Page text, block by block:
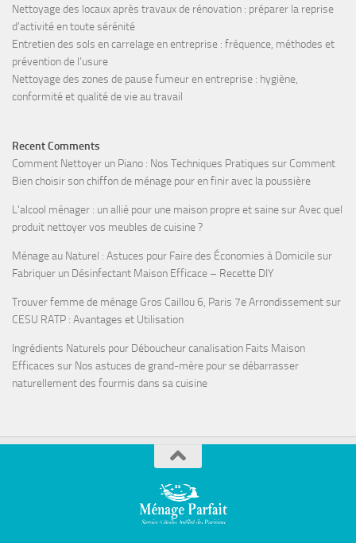
Nettoyage des locaux après travaux de rénovation : préparer la reprise
d’activité en toute sérénité
Entretien des sols en carrelage en entreprise : fréquence, méthodes et
prévention de l’usure
Nettoyage des zones de pause fumeur en entreprise : hygiène,
conformité et qualité de vie au travail
Recent Comments
Comment Nettoyer un Piano : Nos Techniques Pratiques sur Comment
Bien choisir son chiffon de ménage pour en finir avec la poussière
L'alcool ménager : un allié pour une maison propre et sainesurAvec quel
produit nettoyer vos meubles de cuisine ?
Ménage au Naturel : Astuces pour Faire des Économies à Domicilesur
Fabriquer un Désinfectant Maison Efficace – Recette DIY
Trouver femme de ménage Gros Caillou 6, Paris 7e Arrondissementsur
CESU RATP : Avantages et Utilisation
Ingrédients Naturels pour Déboucheur canalisation Faits Maison
Efficaces sur Nos astuces de grand-mère pour se débarrasser
naturellement des fourmis dans sa cuisine